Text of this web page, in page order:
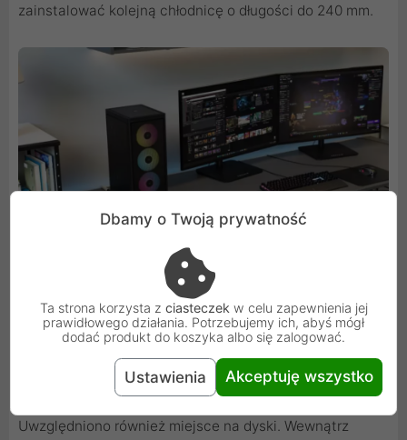
zainstalować kolejną chłodnicę o długości do 240 mm.
Miejsce na dyski SSD i nowoczesny panel
Uwzględniono również miejsce na dyski. Wewnątrz
Dbamy o Twoją prywatność
Ta strona korzysta z ciasteczek w celu zapewnienia jej
prawidłowego działania. Potrzebujemy ich, abyś mógł
dodać produkt do koszyka albo się zalogować.
Ustawienia Akceptuję wszystko